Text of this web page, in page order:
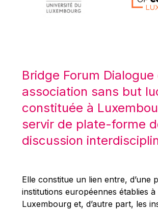
Marc Lemaître
Maroš ŠEFČOVIČ
Martin Bailey
Martine Reicherts
Michael Berry
Michael Palmer
Mireille Delmas-Marty
Nobuo Tanaka
Bridge Forum
association sans but
constituée à
servir de plate-forme
discussion
Elle constitue un lien entre, d’une
institutions européennes établies à
Luxembourg et, d’autre part, les